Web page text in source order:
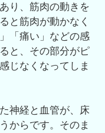
り、筋肉の動きを
と筋肉が動かなく
「痛い」などの感
と、その部分がピ
じなくなってしま
神経と血管が、床
からです。そのま